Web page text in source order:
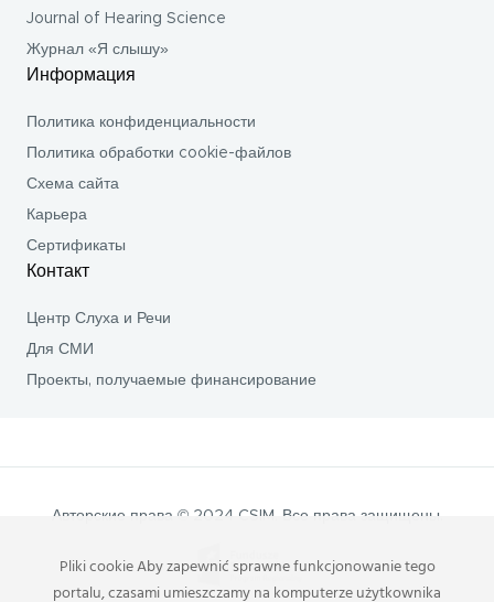
Journal of Hearing Science
Журнал «Я слышу»
Информация
Политика конфиденциальности
Политика обработки cookie-файлов
Схема сайта
Карьера
Сертификаты
Контакт
Центр Слуха и Речи
Для СМИ
Проекты, получаемые финансирование
Авторские права © 2024 CSIM. Все права защищены.
Pliki cookie Aby zapewnić sprawne funkcjonowanie tego
portalu, czasami umieszczamy na komputerze użytkownika